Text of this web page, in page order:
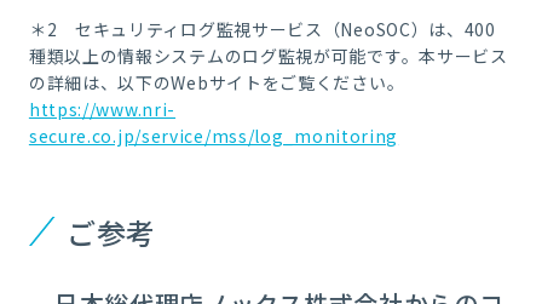
＊2 セキュリティログ監視サービス（NeoSOC）は、400
種類以上の情報システムのログ監視が可能です。本サービス
の詳細は、以下のWebサイトをご覧ください。
https://www.nri-
secure.co.jp/service/mss/log_monitoring
ご参考